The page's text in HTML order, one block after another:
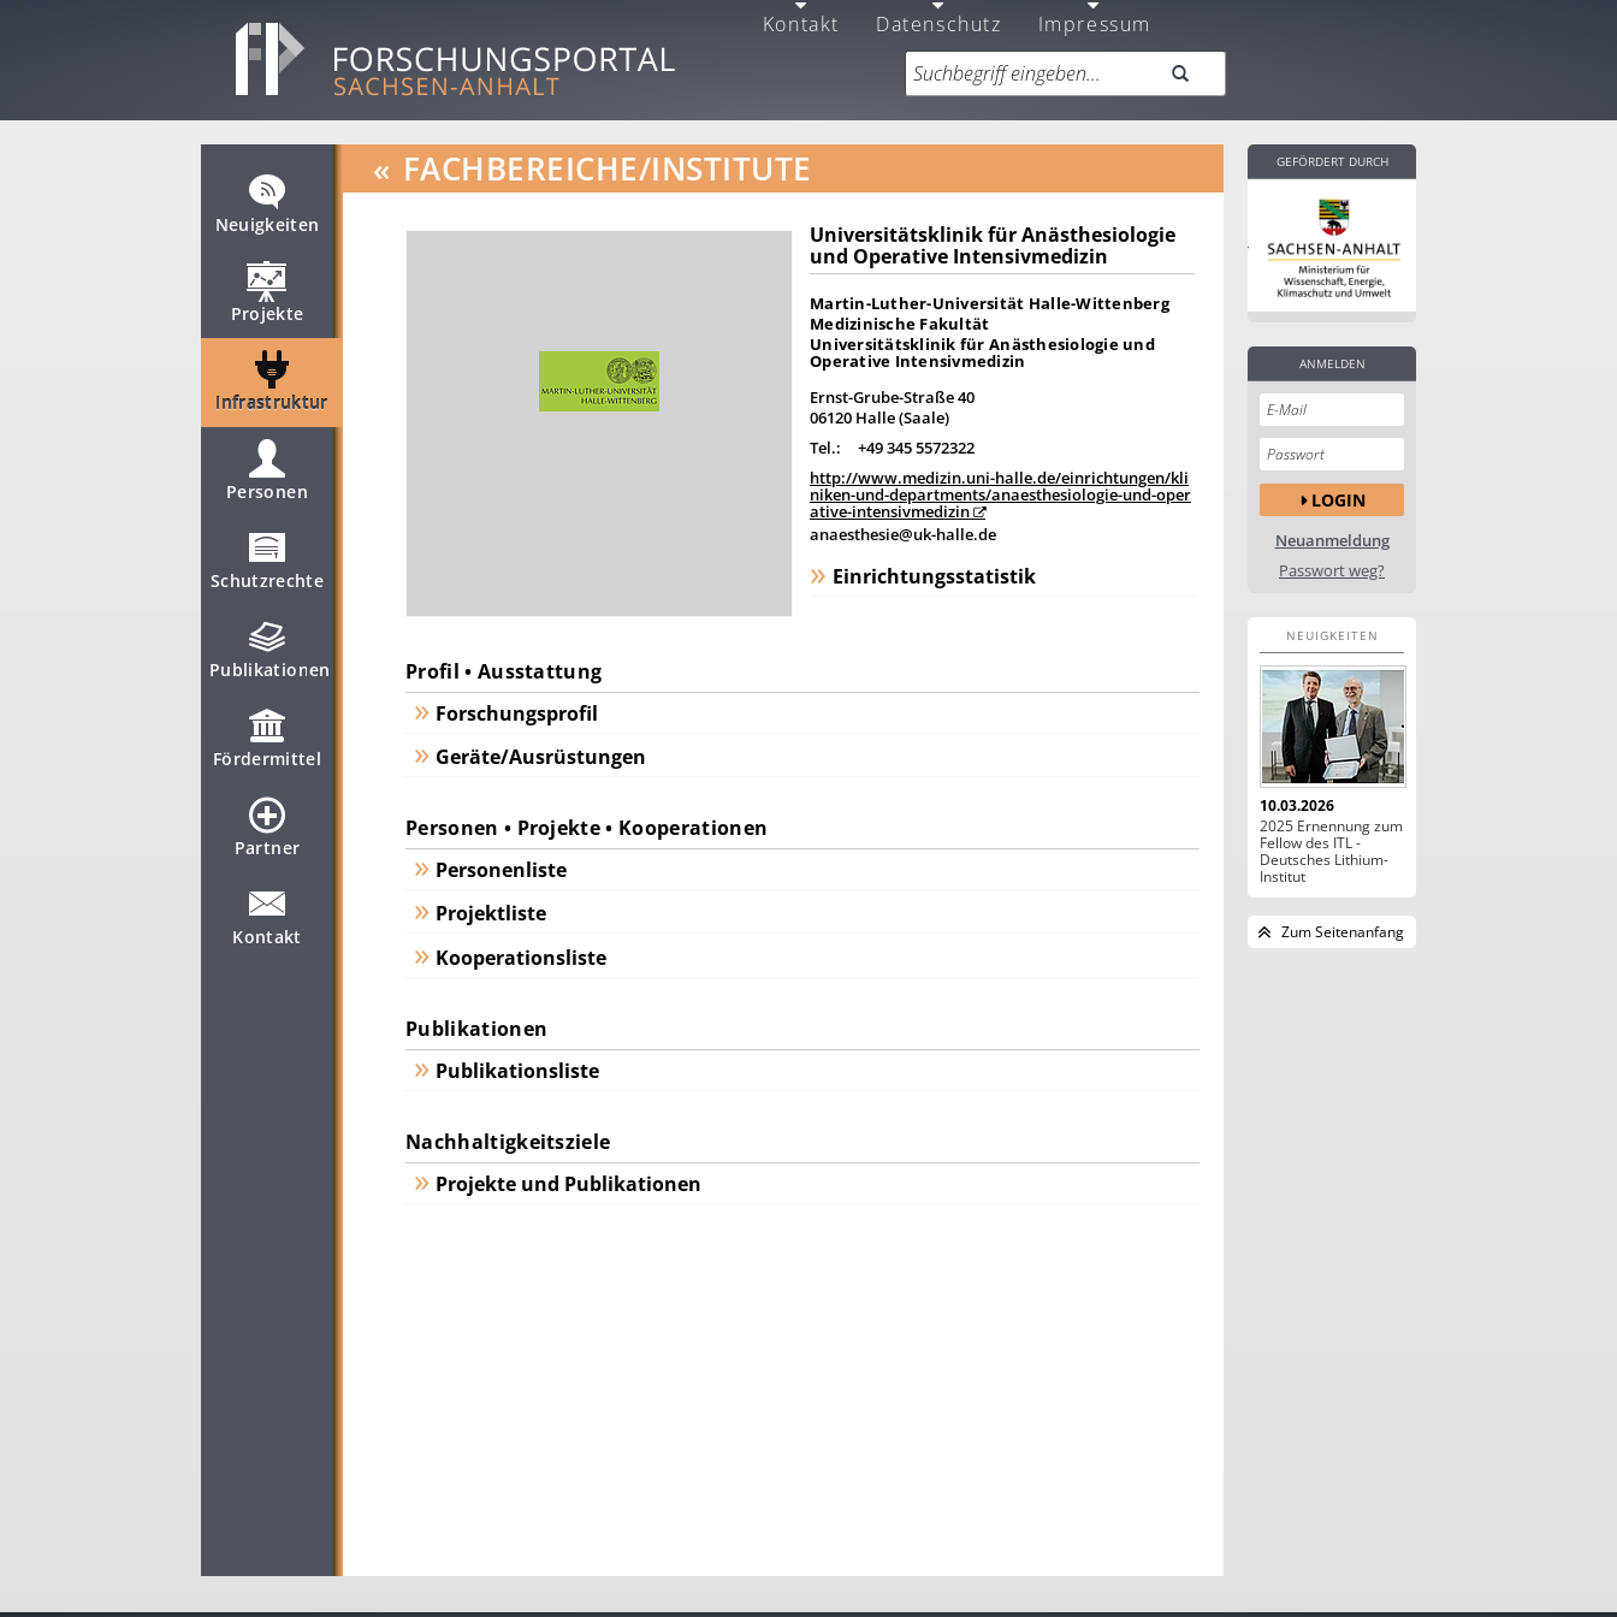
Kontakt Datenschutz Impressum
Neuigkeiten
Projekte
Infrastruktur
Personen
Schutzrechte
Publikationen
Fördermittel
Partner
Kontakt
« FACHBEREICHE/INSTITUTE
Universitätsklinik für Anästhesiologie
und Operative Intensivmedizin
Martin-Luther-Universität Halle-Wittenberg
Medizinische Fakultät
Universitätsklinik für Anästhesiologie und
Operative Intensivmedizin
Ernst-Grube-Straße 40
06120 Halle (Saale)
Tel.:
+49 345 5572322
http://www.medizin.uni-halle.de/einrichtungen/kli
niken-und-departments/anaesthesiologie-und-oper
ative-intensivmedizin
anaesthesie@uk-halle.de
Einrichtungsstatistik
Profil • Ausstattung
Forschungsprofil
Geräte/Ausrüstungen
Personen • Projekte • Kooperationen
Personenliste
Projektliste
Kooperationsliste
Publikationen
Publikationsliste
Nachhaltigkeitsziele
Projekte und Publikationen
GEFÖRDERT DURCH
ANMELDEN
LOGIN
Neuanmeldung
Passwort weg?
NEUIGKEITEN
10.03.2026
2025 Ernennung zum
Fellow des ITL -
Deutsches Lithium-
Institut
Zum Seitenanfang